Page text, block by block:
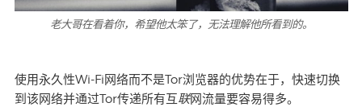
老大哥在看着你，希望他太笨了，无法理解他所看到的。
使用永久性Wi-Fi网络而不是Tor浏览器的优势在于，快速切换
到该网络并通过Tor传递所有互联网流量要容易得多。